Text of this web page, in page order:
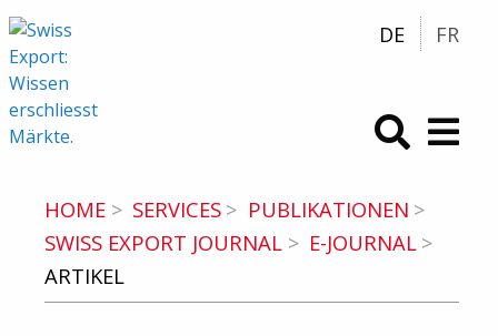
DE FR
HOME SERVICES
PUBLIKATIONEN
SWISS EXPORT JOURNAL
E-JOURNAL
ARTIKEL